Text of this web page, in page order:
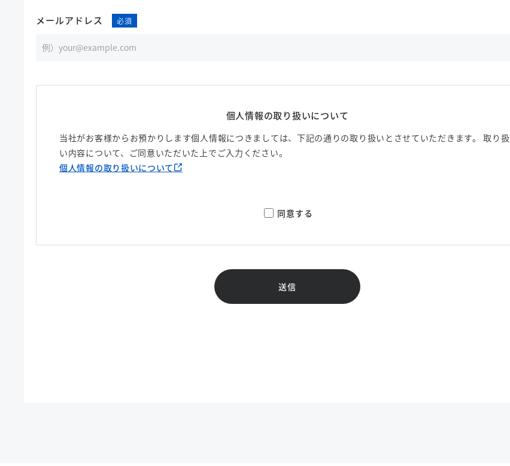
メールアドレス
個人情報の取り扱いについて
当社がお客様からお預かりします個人情報につきましては、下記の通りの取り扱いとさせていただきます。 取り扱
い内容について、ご同意いただいた上でご入力ください。
個人情報の取り扱いについて
同意する
送信